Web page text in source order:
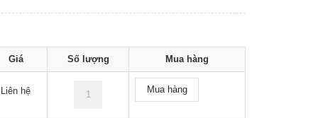
Giá Số lượng Mua hàng
Liên hệ Mua hàng